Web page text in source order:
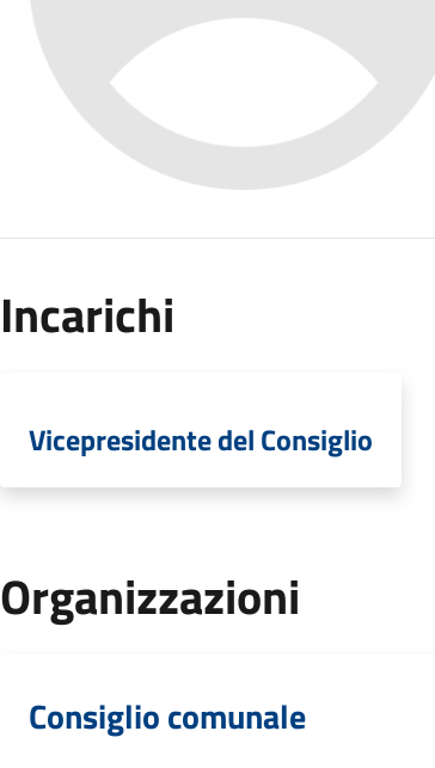
Incarichi
Vicepresidente del Consiglio
Organizzazioni
Consiglio comunale